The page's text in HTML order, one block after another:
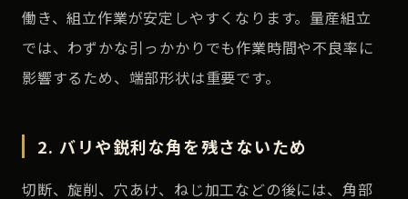
働き、組立作業が安定しやすくなります。量産組立
では、わずかな引っかかりでも作業時間や不良率に
影響するため、端部形状は重要です。
2. バリや鋭利な角を残さないため
切断、旋削、穴あけ、ねじ加工などの後には、角部